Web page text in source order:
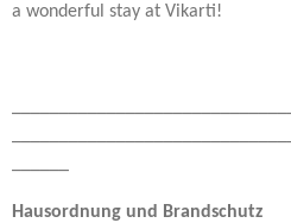
a wonderful stay at Vikarti!
Hausordnung und Brandschutz